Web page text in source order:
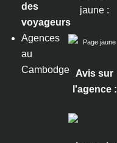
des
voyageurs
Agences
au
Cambodge
jaune :
Avis sur
l'agence :